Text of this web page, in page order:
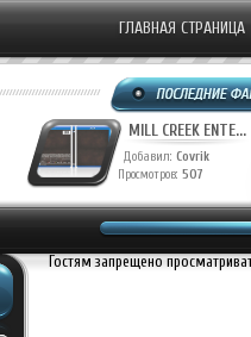
ГЛАВНАЯ СТРАНИЦА
MILL CREEK ENTE...
Добавил: Covrik
Просмотров: 507
Гостям запрещено